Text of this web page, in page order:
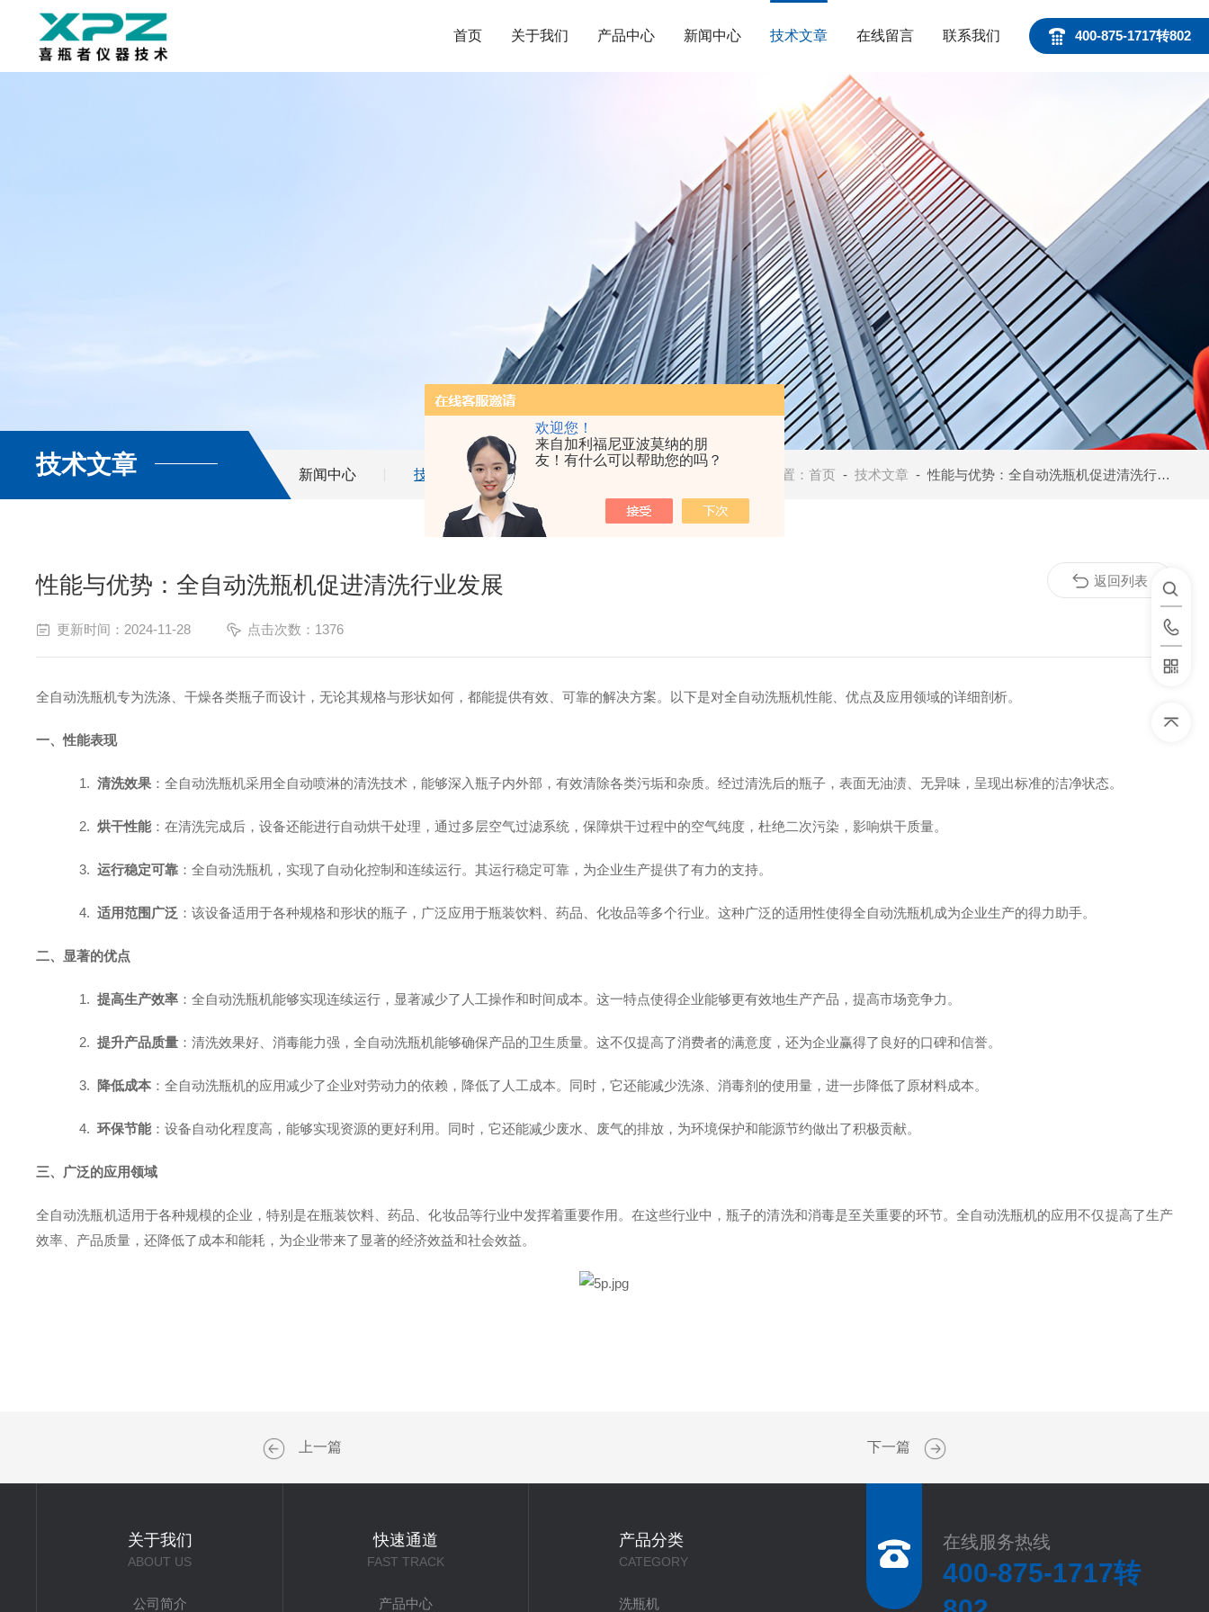
欢迎您！
来自加利福尼亚波莫纳的朋
友！有什么可以帮助您的吗？
400-875-1717转802
首页 关于我们 产品中心 新闻中心 技术文章 在线留言 联系我们
技术文章 新闻中心 技术文章 当前位置：首页 -技术文章 - 性能与优势：全自动洗瓶机促进清洗行业发展
性能与优势：全自动洗瓶机促进清洗行业发展
更新时间：2024-11-28 点击次数：1376
全自动洗瓶机专为洗涤、干燥各类瓶子而设计，无论其规格与形状如何，都能提供有效、可靠的解决方案。以下是对全自动洗瓶机性能、优点及应用领域的详细剖析。
一、性能表现
1. 清洗效果 ：全自动洗瓶机采用全自动喷淋的清洗技术，能够深入瓶子内外部，有效清除各类污垢和杂质。经过清洗后的瓶子，表面无油渍、无异味，呈现出标准的洁净状态。
2. 烘干性能 ：在清洗完成后，设备还能进行自动烘干处理，通过多层空气过滤系统，保障烘干过程中的空气纯度，杜绝二次污染，影响烘干质量。
3. 运行稳定可靠 ：全自动洗瓶机，实现了自动化控制和连续运行。其运行稳定可靠，为企业生产提供了有力的支持。
4. 适用范围广泛 ：该设备适用于各种规格和形状的瓶子，广泛应用于瓶装饮料、药品、化妆品等多个行业。这种广泛的适用性使得全自动洗瓶机成为企业生产的得力助手。
二、显著的优点
1. 提高生产效率 ：全自动洗瓶机能够实现连续运行，显著减少了人工操作和时间成本。这一特点使得企业能够更有效地生产产品，提高市场竞争力。
2. 提升产品质量 ：清洗效果好、消毒能力强，全自动洗瓶机能够确保产品的卫生质量。这不仅提高了消费者的满意度，还为企业赢得了良好的口碑和信誉。
3. 降低成本 ：全自动洗瓶机的应用减少了企业对劳动力的依赖，降低了人工成本。同时，它还能减少洗涤、消毒剂的使用量，进一步降低了原材料成本。
4. 环保节能 ：设备自动化程度高，能够实现资源的更好利用。同时，它还能减少废水、废气的排放，为环境保护和能源节约做出了积极贡献。
三、广泛的应用领域
全自动洗瓶机适用于各种规模的企业，特别是在瓶装饮料、药品、化妆品等行业中发挥着重要作用。在这些行业中，瓶子的清洗和消毒是至关重要的环节。全自动洗瓶机的应用不仅提高了生产
效率、产品质量，还降低了成本和能耗，为企业带来了显著的经济效益和社会效益。
返回列表
上一篇 下一篇
关于我们
ABOUT US
公司简介
快速通道
FAST TRACK
产品中心
产品分类
CATEGORY
洗瓶机
在线服务热线
400-875-1717转